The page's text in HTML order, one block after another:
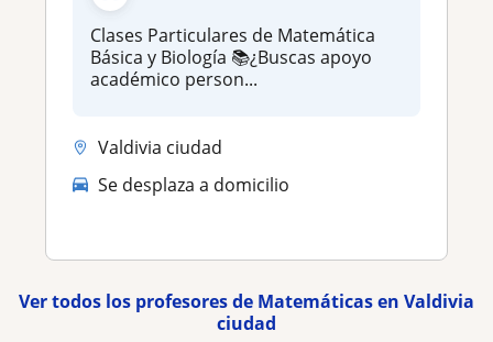
Clases Particulares de Matemática
Básica y Biología 📚¿Buscas apoyo
académico person...
Valdivia ciudad
Se desplaza a domicilio
Ver todos los profesores de Matemáticas en Valdivia
ciudad